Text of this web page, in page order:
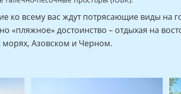
ко всему вас ждут потрясающие виды на
«пляжное» достоинство – отдыхая на
морях, Азовском и Черном.